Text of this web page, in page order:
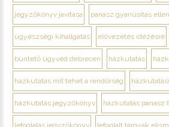
jegyzőkönyv javítása panasz gyanúsítás ellen
ügyészségi kihallgatás elővezetés idézésre
büntető ügyvéd debrecen házkutatás
házkutatás mit tehet a rendőrség
házkutatás jegyzőkönyv házkutatás panasz